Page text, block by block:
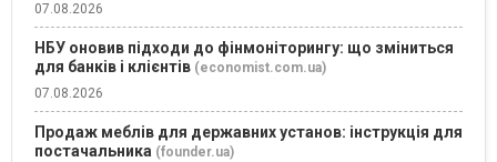
07.08.2026
НБУ оновив підходи до фінмоніторингу: що зміниться
для банків і клієнтів (economist.com.ua)
07.08.2026
Продаж меблів для державних установ: інструкція для
постачальника (founder.ua)